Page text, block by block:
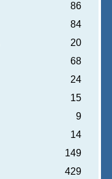
86
84
20
68
24
15
9
14
149
429